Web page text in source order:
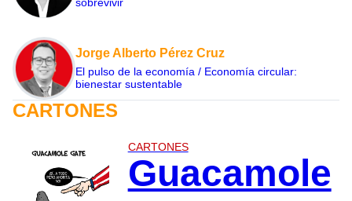
sobrevivir
Jorge Alberto Pérez Cruz
El pulso de la economía / Economía circular:
bienestar sustentable
CARTONES
CARTONES
Guacamole